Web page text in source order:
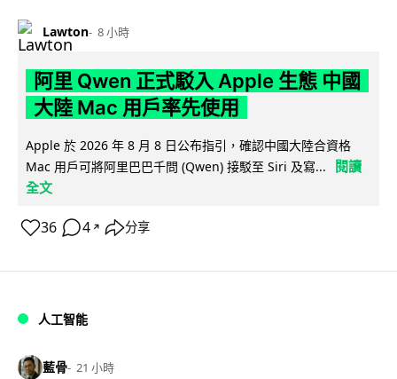
Lawton 8 小時
阿里 Qwen 正式駁入 Apple 生態 中國
大陸 Mac 用戶率先使用
Apple 於 2026 年 8 月 8 日公布指引，確認中國大陸合資格
Mac 用戶可將阿里巴巴千問 (Qwen) 接駁至 Siri 及寫...
閱讀
全文
36 4 ↗ 分享
人工智能
藍骨 21 小時